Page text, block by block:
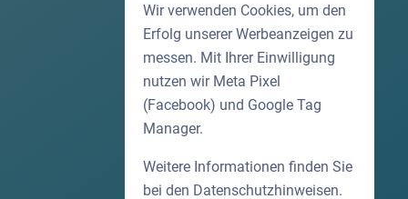
Wir verwenden Cookies, um den
Erfolg unserer Werbeanzeigen zu
messen. Mit Ihrer Einwilligung
nutzen wir Meta Pixel
(Facebook) und Google Tag
Manager.
Weitere Informationen finden Sie
bei den Datenschutzhinweisen.